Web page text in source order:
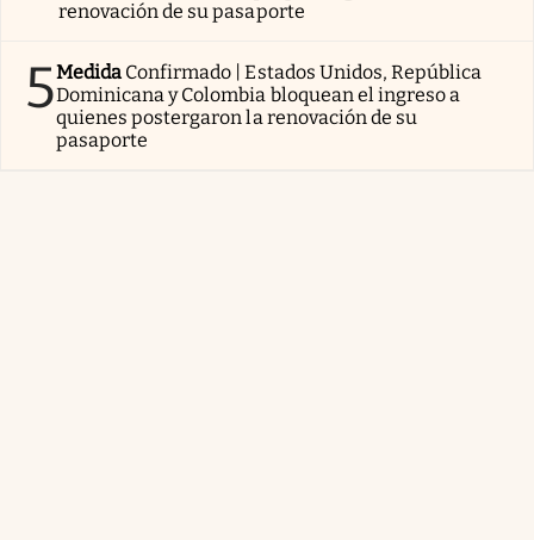
renovación de su pasaporte
5Medida Confirmado | Estados Unidos, República
Dominicana y Colombia bloquean el ingreso a
quienes postergaron la renovación de su
pasaporte